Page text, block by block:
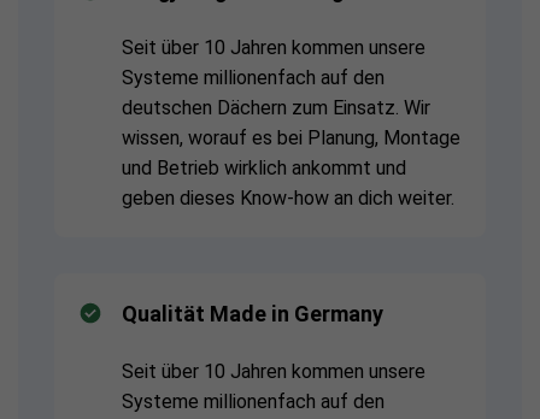
Seit über 10 Jahren kommen unsere
Systeme millionenfach auf den
deutschen Dächern zum Einsatz. Wir
wissen, worauf es bei Planung, Montage
und Betrieb wirklich ankommt und
geben dieses Know-how an dich weiter.
Qualität Made in Germany
Seit über 10 Jahren kommen unsere
Systeme millionenfach auf den